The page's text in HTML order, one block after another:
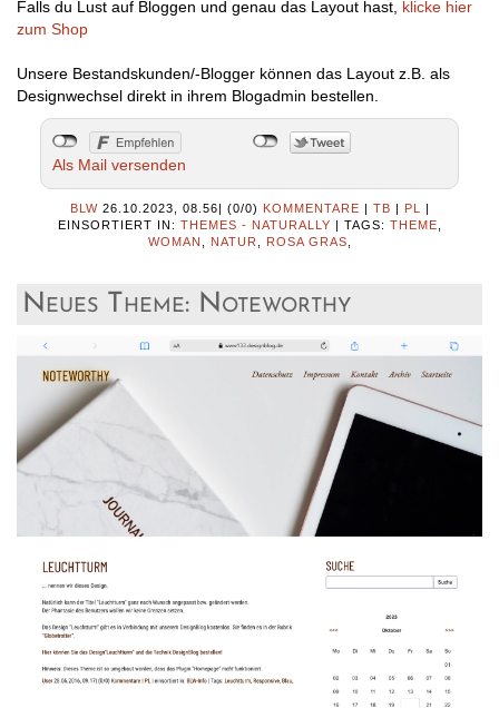
Falls du Lust auf Bloggen und genau das Layout hast, klicke hier
zum Shop
Unsere Bestandskunden/-Blogger können das Layout z.B. als
Designwechsel direkt in ihrem Blogadmin bestellen.
Als Mail versenden
BLW 26.10.2023, 08.56| (0/0) KOMMENTARE | TB | PL
|
EINSORTIERT IN: THEMES - NATURALLY | TAGS: THEME
WOMAN
NATUR ROSA GRAS
Neues Theme: Noteworthy